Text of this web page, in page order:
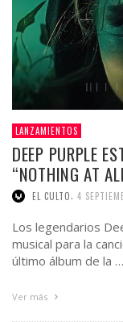
LANZAMIENTOS
DEEP PURPLE
“NOTHING AT
EL CULTO, 4
Los legendarios
musical para la
último álbum de la …
Ver más